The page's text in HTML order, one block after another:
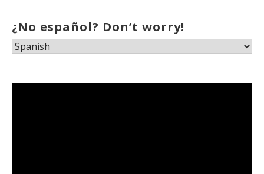
¿No español? Don’t worry!